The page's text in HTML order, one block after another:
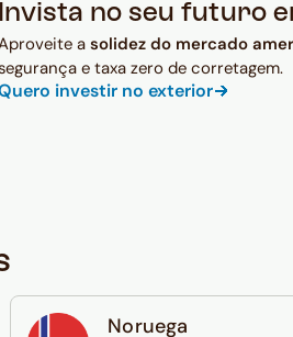
Invista no seu futuro
asolidez do mercado
e taxa zero de corretagem.
investir no exterior
Noruega